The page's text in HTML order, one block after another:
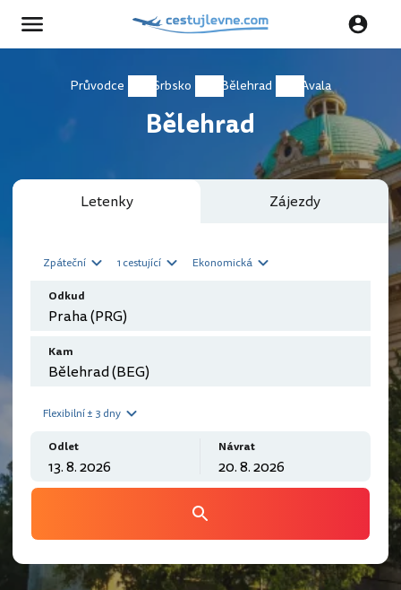
Průvodce Srbsko Bělehrad Avala
Bělehrad
Letenky Zájezdy
Zpáteční 1 cestující Ekonomická
Odkud
Kam
Flexibilní ± 3 dny
Odlet Návrat